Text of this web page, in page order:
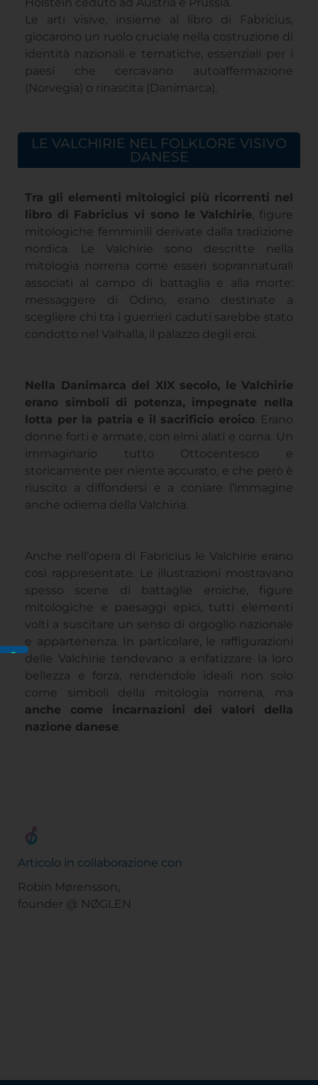
Le arti visive, insieme al libro di Fabricius,
giocarono un ruolo cruciale nella costruzione di
identità nazionali e tematiche, essenziali per i
paesi che cercavano autoaffermazione
(Norvegia) o rinascita (Danimarca).
LE VALCHIRIE NEL FOLKLORE VISIVO
DANESE
Tra gli elementi mitologici più ricorrenti nel
libro di Fabricius vi sono le Valchirie, figure
mitologiche femminili derivate dalla tradizione
nordica. Le Valchirie sono descritte nella
mitologia norrena come esseri soprannaturali
associati al campo di battaglia e alla morte:
messaggere di Odino, erano destinate a
scegliere chi tra i guerrieri caduti sarebbe stato
condotto nel Valhalla, il palazzo degli eroi.
Nella Danimarca del XIX secolo, le Valchirie
erano simboli di potenza, impegnate nella
lotta per la patria e il sacrificio eroico. Erano
donne forti e armate, con elmi alati e corna. Un
immaginario tutto Ottocentesco e
storicamente per niente accurato, e che però è
riuscito a diffondersi e a coniare l’immagine
anche odierna della Valchiria.
Anche nell’opera di Fabricius le Valchirie erano
così rappresentate. Le illustrazioni mostravano
spesso scene di battaglie eroiche, figure
mitologiche e paesaggi epici, tutti elementi
volti a suscitare un senso di orgoglio nazionale
e appartenenza. In particolare, le raffigurazioni
delle Valchirie tendevano a enfatizzare la loro
bellezza e forza, rendendole ideali non solo
come simboli della mitologia norrena, ma
anche come incarnazioni dei valori della
nazione danese.
Articolo in collaborazione con
Robin Mørensson,
founder @ NØGLEN